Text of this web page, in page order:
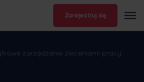
Zarejestruj się
zarządzanie zleceniami pracy: